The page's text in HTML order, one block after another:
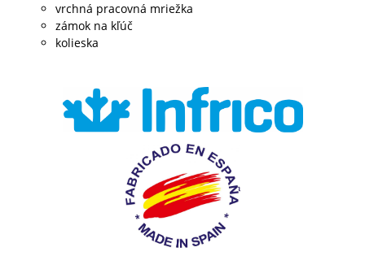
vrchná pracovná mriežka
zámok na kľúč
kolieska